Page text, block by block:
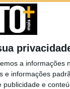
a informações
e informações
e
com queda
lucros: más
para a Ducati
2026